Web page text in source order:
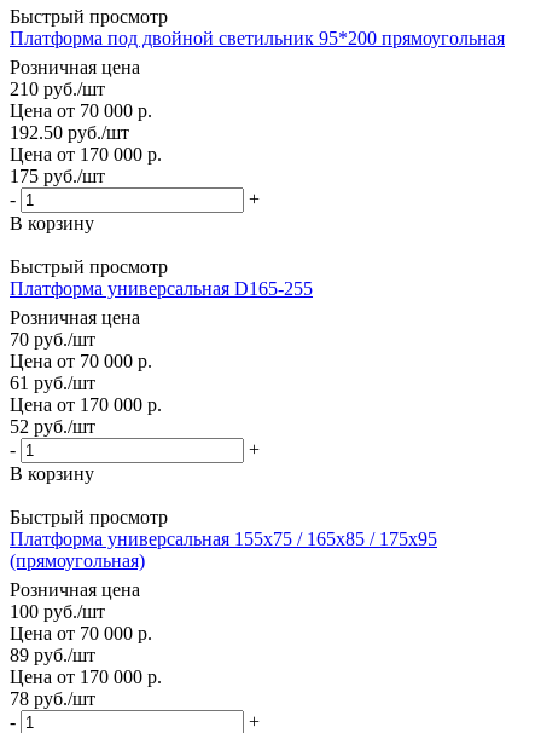
Быстрый просмотр
Платформа под двойной светильник 95*200 прямоугольная
Розничная цена
210 руб./шт
Цена от 70 000 р.
192.50 руб./шт
Цена от 170 000 р.
175 руб./шт
-
+
В корзину
Быстрый просмотр
Платформа универсальная D165-255
Розничная цена
70 руб./шт
Цена от 70 000 р.
61 руб./шт
Цена от 170 000 р.
52 руб./шт
-
+
В корзину
Быстрый просмотр
Платформа универсальная 155х75 / 165х85 / 175х95
(прямоугольная)
Розничная цена
100 руб./шт
Цена от 70 000 р.
89 руб./шт
Цена от 170 000 р.
78 руб./шт
-
+